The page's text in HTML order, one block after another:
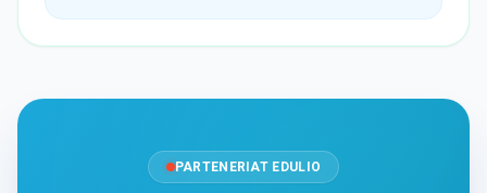
PARTENERIAT EDULIO